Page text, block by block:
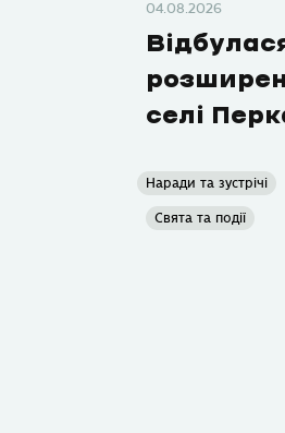
04.08.2026
селі
Наради та зустрічі
Свята та події